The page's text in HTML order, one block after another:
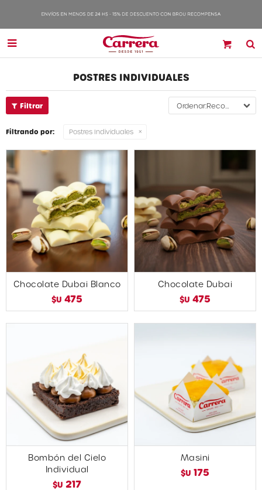

POSTRES INDIVIDUALES
Recomendados
Filtrando por: Postres Individuales
Chocolate Dubai Blanco
$U 475
Chocolate Dubai
$U 475
Bombón del Cielo
Individual
$U 217
Masini
$U 175